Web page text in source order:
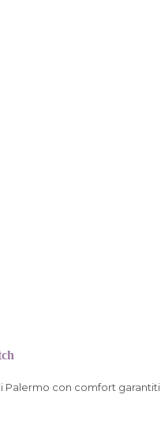
Palermo con comfort garantiti